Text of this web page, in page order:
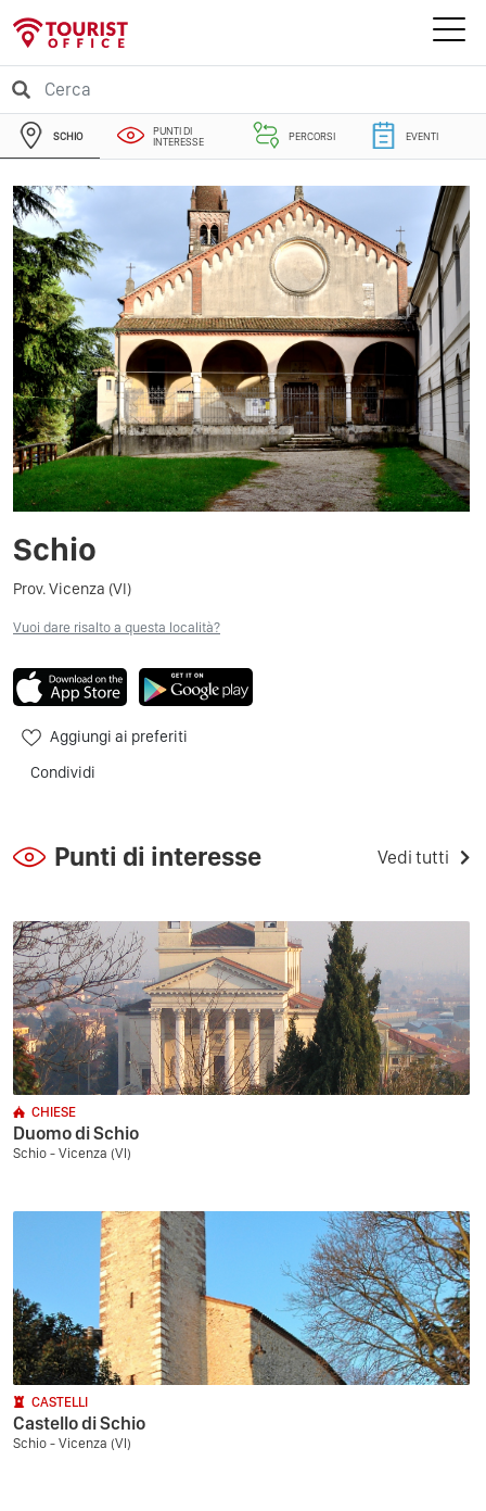
SCHIO
PUNTI DI
INTERESSE
PERCORSI EVENTI
Schio
Prov. Vicenza (VI)
Vuoi dare risalto a questa località?
Aggiungi ai preferiti
Condividi
Punti di interesse Vedi tutti
CHIESE
Duomo di Schio
Schio - Vicenza (VI)
CASTELLI
Castello di Schio
Schio - Vicenza (VI)